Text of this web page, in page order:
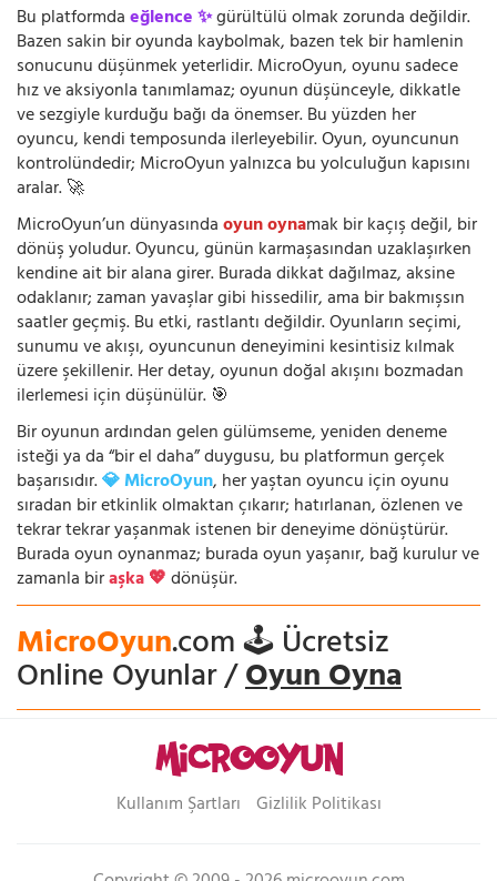
Bu platformdaeğlence ✨gürültülü olmak zorunda değildir.
Bazen sakin bir oyunda kaybolmak, bazen tek bir hamlenin
sonucunu düşünmek yeterlidir. MicroOyun, oyunu sadece
hız ve aksiyonla tanımlamaz; oyunun düşünceyle, dikkatle
ve sezgiyle kurduğu bağı da önemser. Bu yüzden her
oyuncu, kendi temposunda ilerleyebilir. Oyun, oyuncunun
kontrolündedir; MicroOyun yalnızca bu yolculuğun kapısını
aralar. 🚀
MicroOyun’un dünyasındaoyun oynamak bir kaçış değil, bir
dönüş yoludur. Oyuncu, günün karmaşasından uzaklaşırken
kendine ait bir alana girer. Burada dikkat dağılmaz, aksine
odaklanır; zaman yavaşlar gibi hissedilir, ama bir bakmışsın
saatler geçmiş. Bu etki, rastlantı değildir. Oyunların seçimi,
sunumu ve akışı, oyuncunun deneyimini kesintisiz kılmak
üzere şekillenir. Her detay, oyunun doğal akışını bozmadan
ilerlemesi için düşünülür. 🎯
Bir oyunun ardından gelen gülümseme, yeniden deneme
isteği ya da “bir el daha” duygusu, bu platformun gerçek
başarısıdır.💎 MicroOyun, her yaştan oyuncu için oyunu
sıradan bir etkinlik olmaktan çıkarır; hatırlanan, özlenen ve
tekrar tekrar yaşanmak istenen bir deneyime dönüştürür.
Burada oyun oynanmaz; burada oyun yaşanır, bağ kurulur ve
zamanla biraşka 💖dönüşür.
MicroOyun.com 🕹️ Ücretsiz
Online Oyunlar /Oyun Oyna
Kullanım Şartları Gizlilik Politikası